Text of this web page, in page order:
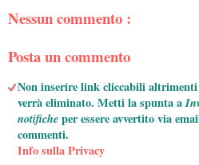
Nessun commento :
Posta un commento
Non inserire link cliccabili
verrà eliminato. Metti la spunta a
notificheper essere avvertito via
commenti.
Info sulla Privacy